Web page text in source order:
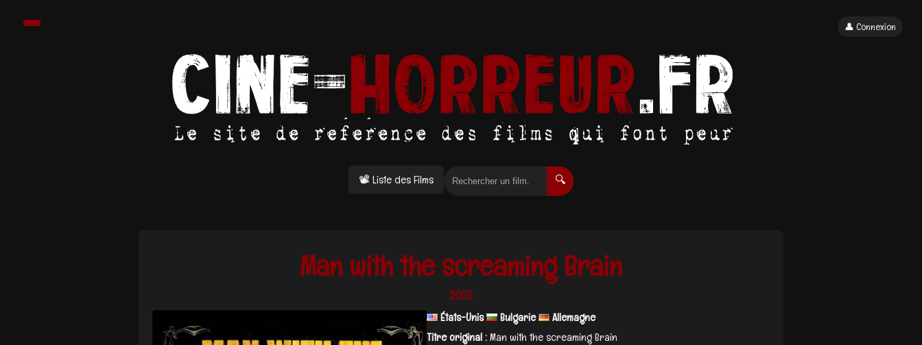
📽 Liste des Films 🔍
👤 Connexion
Man with the screaming Brain
2005
États-Unis Bulgarie
Allemagne
Titre original :Man with the screaming Brain